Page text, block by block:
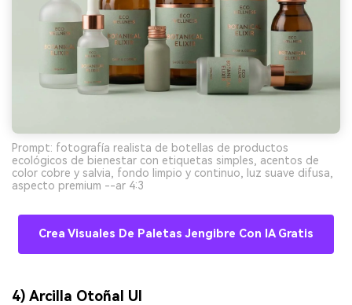
Prompt: fotografía realista de botellas de productos
ecológicos de bienestar con etiquetas simples, acentos de
color cobre y salvia, fondo limpio y continuo, luz suave difusa,
aspecto premium --ar 4:3
Crea Visuales De Paletas Jengibre Con IA Gratis
4) Arcilla Otoñal UI